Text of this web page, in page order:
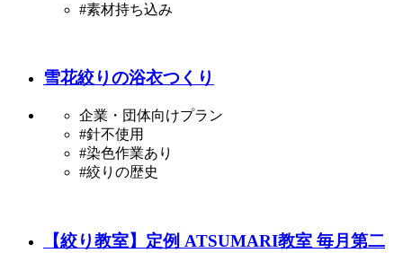
#素材持ち込み
雪花絞りの浴衣つくり
企業・団体向けプラン
#針不使用
#染色作業あり
#絞りの歴史
【絞り教室】定例 ATSUMARI教室 毎月第二